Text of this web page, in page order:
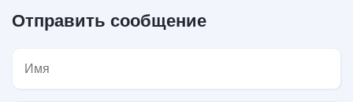
Отправить сообщение